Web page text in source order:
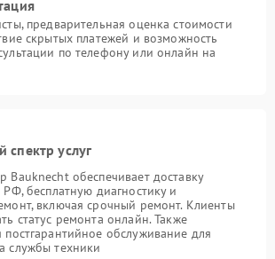
предварительная оценка стоимости
скрытых платежей и возможность
по телефону или онлайн на
спектр услуг
Bauknecht обеспечивает доставку
бесплатную диагностику и
включая срочный ремонт. Клиенты
статус ремонта онлайн. Также
постгарантийное обслуживание для
службы техники